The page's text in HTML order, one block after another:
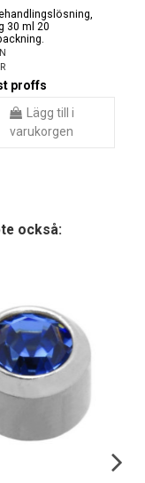
30 ml 20
proffs
Lägg till i
varukorgen
också: